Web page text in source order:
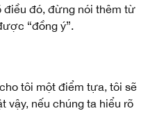
điều đó, đừng nói thêm từ
“đồng ý”.
tôi một điểm tựa, tôi sẽ
vậy, nếu chúng ta hiểu rõ